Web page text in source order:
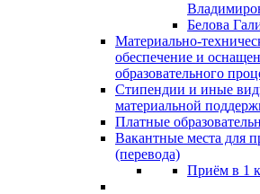
Белова
Материально-
обеспечение и
образовательного
Стипендии и иные
материальной
Платные
Вакантные места для
(перевода)
Приём в 1